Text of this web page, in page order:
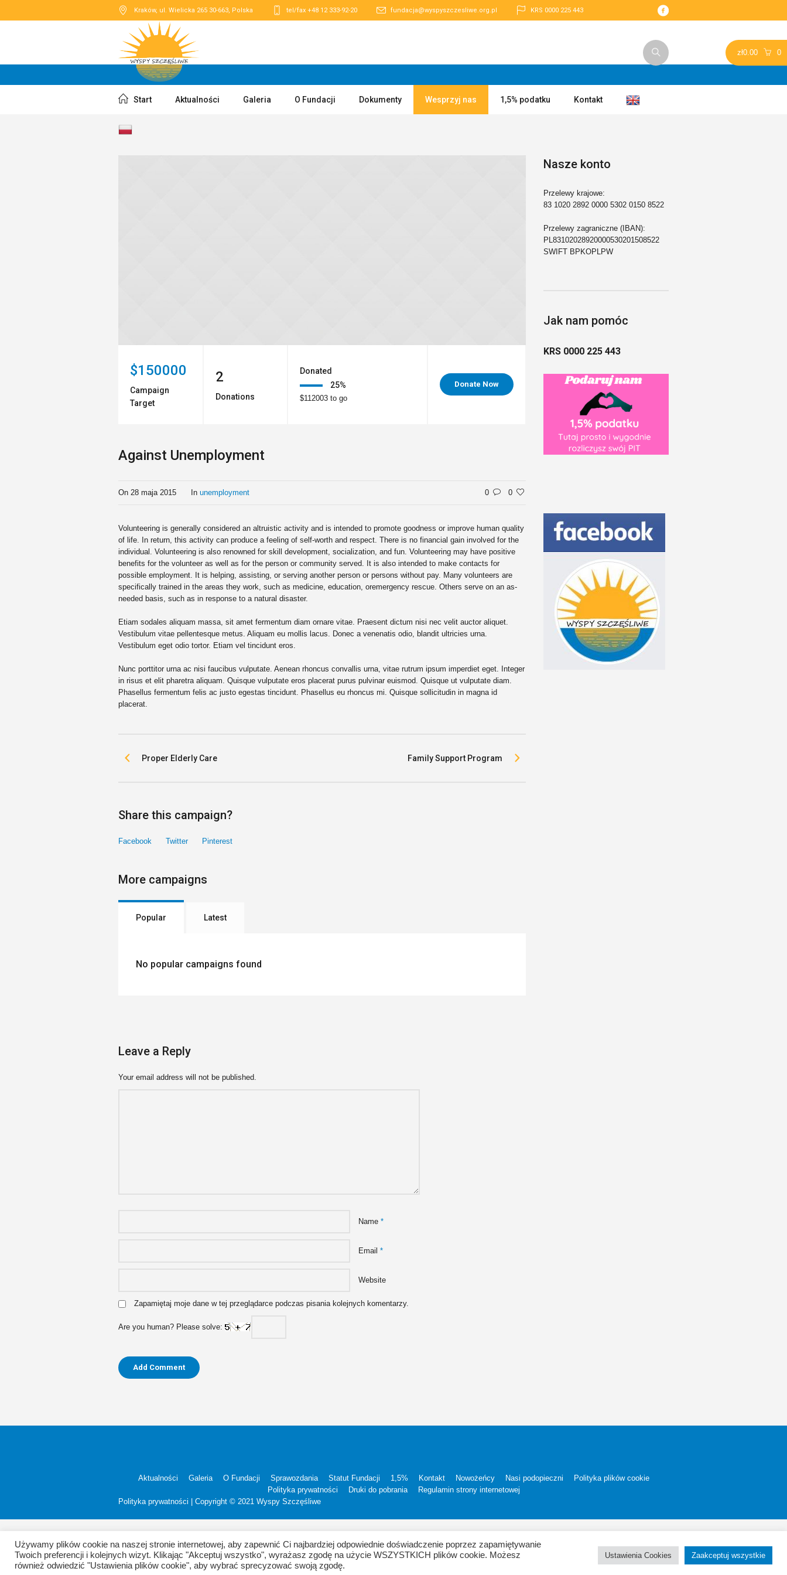
zł0.00 0
Kraków, ul. Wielicka 265 30-663 Polska tel/fax +48 12 333-92-20 fundacja@wyspyszczesliwe.org.pl KRS 0000 225 443
Start Aktualności Galeria O Fundacji Dokumenty Wesprzyj nas 1,5% podatku Kontakt
$150000
Campaign
Target
2
Donations
Donated
25%
$112003 to go
Donate Now
Against Unemployment
0 0
On 28 maja 2015 In unemployment
Volunteering is generally considered an altruistic activity and is intended to promote goodness or improve human quality
of life. In return, this activity can produce a feeling of self-worth and respect. There is no financial gain involved for the
individual. Volunteering is also renowned for skill development, socialization, and fun. Volunteering may have positive
benefits for the volunteer as well as for the person or community served. It is also intended to make contacts for
possible employment. It is helping, assisting, or serving another person or persons without pay. Many volunteers are
specifically trained in the areas they work, such as medicine, education, oremergency rescue. Others serve on an as-
needed basis, such as in response to a natural disaster.
Etiam sodales aliquam massa, sit amet fermentum diam ornare vitae. Praesent dictum nisi nec velit auctor aliquet.
Vestibulum vitae pellentesque metus. Aliquam eu mollis lacus. Donec a venenatis odio, blandit ultricies urna.
Vestibulum eget odio tortor. Etiam vel tincidunt eros.
Nunc porttitor urna ac nisi faucibus vulputate. Aenean rhoncus convallis urna, vitae rutrum ipsum imperdiet eget. Integer
in risus et elit pharetra aliquam. Quisque vulputate eros placerat purus pulvinar euismod. Quisque ut vulputate diam.
Phasellus fermentum felis ac justo egestas tincidunt. Phasellus eu rhoncus mi. Quisque sollicitudin in magna id
placerat.
Family Support Program
Proper Elderly Care
Share this campaign?
Facebook Twitter Pinterest
More campaigns
Popular Latest
No popular campaigns found
Leave a Reply
Your email address will not be published.
Name *
Email *
Website
Zapamiętaj moje dane w tej przeglądarce podczas pisania kolejnych komentarzy.
Are you human? Please solve:
Nasze konto
Przelewy krajowe:
83 1020 2892 0000 5302 0150 8522
Przelewy zagraniczne (IBAN):
PL83102028920000530201508522
SWIFT BPKOPLPW
Jak nam pomóc
KRS 0000 225 443
Aktualności Galeria O Fundacji Sprawozdania Statut Fundacji 1,5% Kontakt Nowożeńcy Nasi podopieczni
Polityka plików cookie
Polityka prywatności
Druki do pobrania
Regulamin strony internetowej
Polityka prywatności | Copyright © 2021 Wyspy Szczęśliwe
Używamy plików cookie na naszej stronie internetowej, aby zapewnić Ci najbardziej odpowiednie doświadczenie poprzez zapamiętywanie
Twoich preferencji i kolejnych wizyt. Klikając "Akceptuj wszystko", wyrażasz zgodę na użycie WSZYSTKICH plików cookie. Możesz
również odwiedzić "Ustawienia plików cookie", aby wybrać sprecyzować swoją zgodę.
Ustawienia Cookies Zaakceptuj wszystkie